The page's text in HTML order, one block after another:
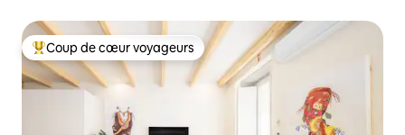
Coup de cœur voyageurs parmi les plus aimés
Coup de cœur voyageurs